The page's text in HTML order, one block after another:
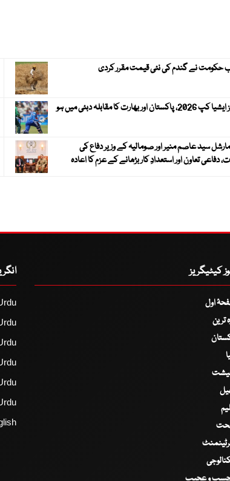
حکومت نے گندم کی نئی قیمت مقرر کردی
ویمنز ایشیا کپ 2026، پاکستان اور بھارت کا مقابلہ دبئی میں ہو
سید عاصم منیر اور صومالیہ کے وزیر دفاع کی
دفاعی تعاون اور استعدادِ کار بڑھانے کے عزم کا اعادہ
کیٹیگریز
اول
ترین